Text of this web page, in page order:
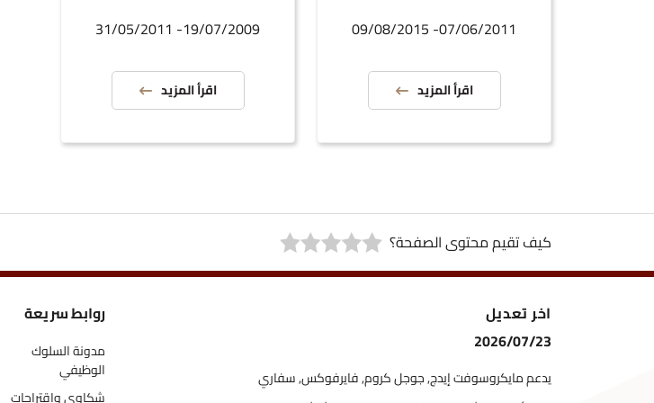
07/06/2011- 09/08/2015
اقرأ المزيد
19/07/2009- 31/05/2011
اقرأ المزيد
كيف تقيم محتوى الصفحة؟
اخر تعديل
2026/07/23
يدعم مايكروسوفت إيدج, جوجل كروم, فايرفوكس, سفاري
روابط سريعة
مدونة السلوك
الوظيفي
شكاوى واقتراحات